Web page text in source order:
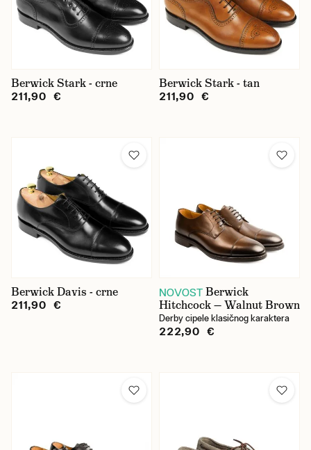
Berwick Stark - crne
211,90 €
Berwick Stark - tan
211,90 €
Berwick Davis - crne
211,90 €
NOVOST Berwick
Hitchcock — Walnut Brown
Derby cipele klasičnog karaktera
222,90 €